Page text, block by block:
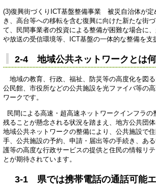
(3)復興街づくりICT基盤整備事業 被災自治体が定
き、高台等への移転を含む復興に向けた新たな街
て、民間事業者の投資による整備が困難な場合に
や放送の受信環境等、ICT基盤の一体的な整備を支
2-4 地域公共ネットワークとは何
地域の教育、行政、福祉、防災等の高度化を図る
公民館、市役所などの公共施設を光ファイバ等の
ワークです。
民間による高速・超高速ネットワークインフラの
残ることが懸念される状況を踏まえ、地方公共団
地域公共ネットワークの整備により、公共施設で
手、公共施設の予約、申請・届出等の手続き、あ
護等の高度な行政サービスの提供と住民の情報リ
とが期待されています。
3-1 県では携帯電話の通話可能